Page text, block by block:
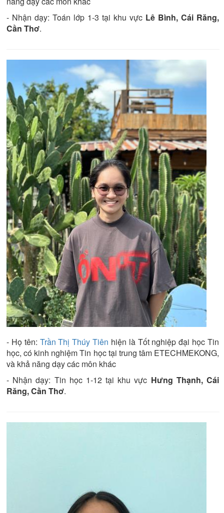
- Nhận dạy: Toán lớp 1-3 tại khu vực Lê Bình, Cái Răng,
Cần Thơ.
- Họ tên: Trần Thị Thúy Tiên hiện là Tốt nghiệp đại học Tin
học, có kinh nghiệmTin học tại trung tâm ETECHMEKONG,
và khả năng dạy các môn khác
- Nhận dạy: Tin học 1-12tại khu vực Hưng Thạnh, Cái
Răng, Cần Thơ.